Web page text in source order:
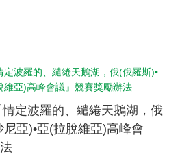
定波羅的、繾綣天鵝湖，俄
尼亞)•亞(拉脫維亞)高峰會